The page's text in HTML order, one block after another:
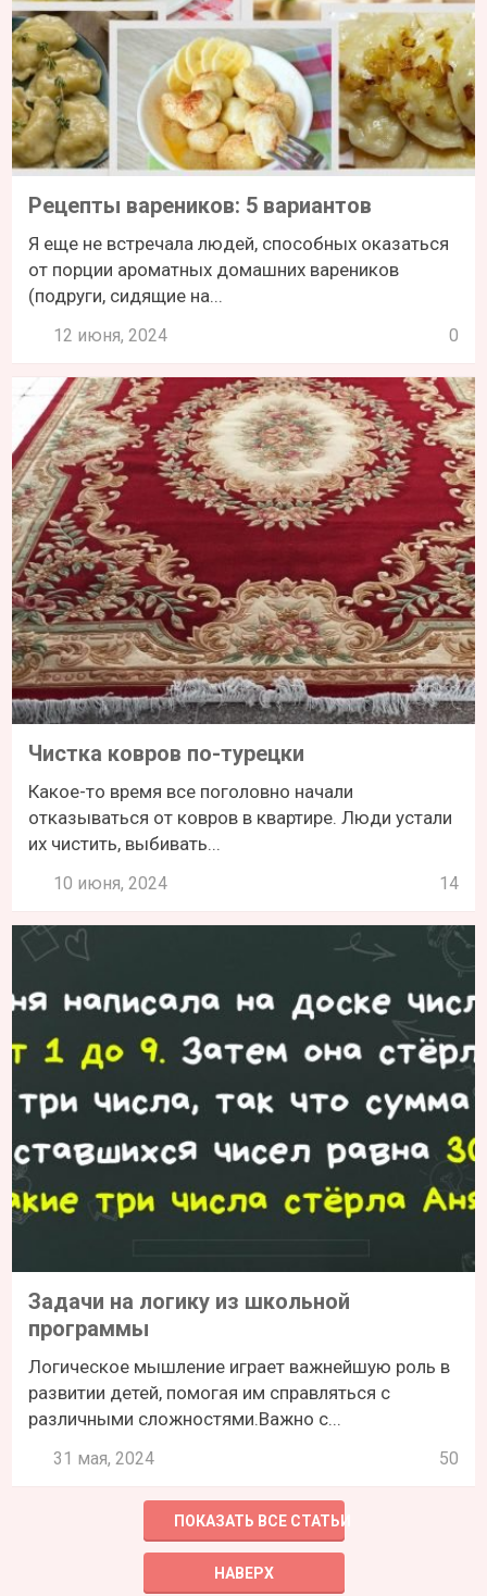
Рецепты вареников: 5 вариантов
Я еще не встречала людей, способных оказаться
от порции ароматных домашних вареников
(подруги, сидящие на...
12 июня, 2024 0
Чистка ковров по-турецки
Какое-то время все поголовно начали
отказываться от ковров в квартире. Люди устали
их чистить, выбивать...
10 июня, 2024 14
Задачи на логику из школьной
программы
Логическое мышление играет важнейшую роль в
развитии детей, помогая им справляться с
различными сложностями.Важно с...
31 мая, 2024 50
ПОКАЗАТЬ ВСЕ СТАТЬИ
НАВЕРХ